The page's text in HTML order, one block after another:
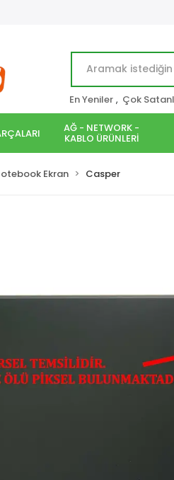
En Yeniler , Çok
AĞ - NETWORK -
KABLO ÜRÜNLERİ
Ekran Casper